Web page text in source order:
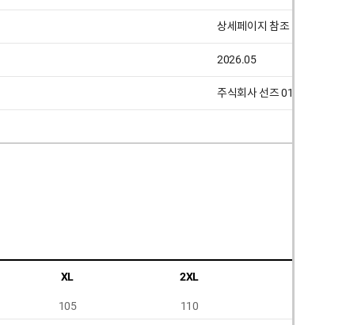
상세페이지 참조
2026.05
주식회사 선즈 010 7270
XL 2XL
105 110